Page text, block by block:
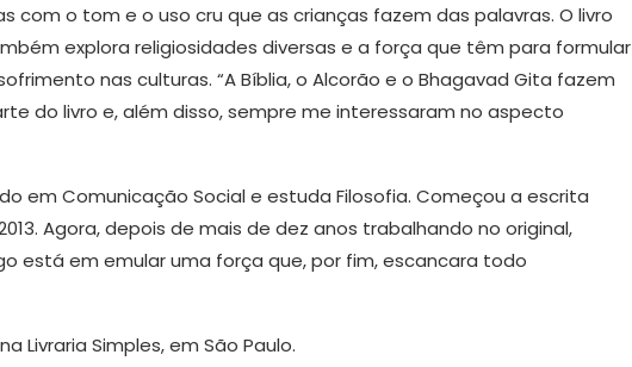
com o tom e o uso cru que as crianças fazem das palavras. O livro
explora religiosidades diversas e a força que têm para formular
nas culturas. “A Bíblia, o Alcorão e o Bhagavad Gita fazem
do livro e, além disso, sempre me interessaram no aspecto
em Comunicação Social e estuda Filosofia. Começou a escrita
Agora, depois de mais de dez anos trabalhando no original,
está em emular uma força que, por fim, escancara todo
Livraria Simples, em São Paulo.